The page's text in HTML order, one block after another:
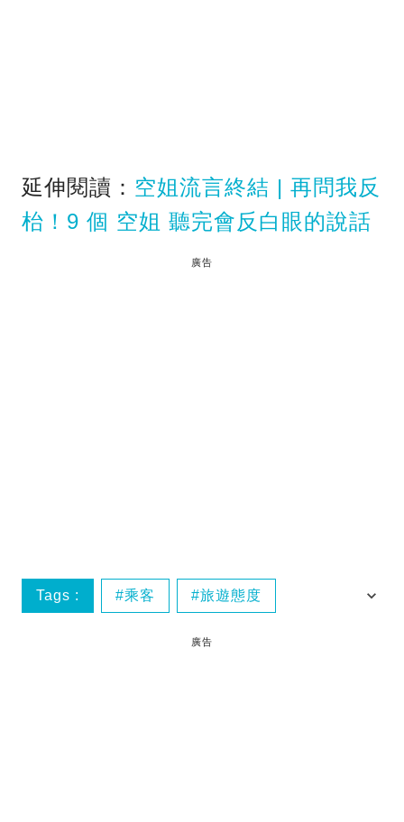
延伸閱讀： 空姐流言終結 | 再問我反
枱！9 個 空姐 聽完會反白眼的說話
廣告
Tags : 乘客 旅遊態度
廣告